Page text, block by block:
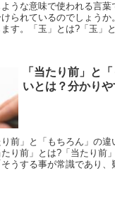
ような意味で使われる言
られているのでしょうか
ます。「玉」とは?「玉」
「当たり前」と
いとは？分かり
前」と「もちろん」の違
り前」とは?「当たり前
うする事が常識であり、